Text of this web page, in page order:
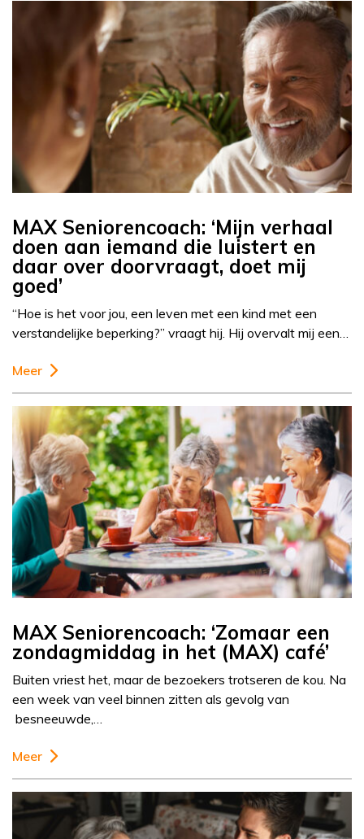
MAX Seniorencoach: ‘Mijn verhaal
doen aan iemand die luistert en
daar over doorvraagt, doet mij
goed’
“Hoe is het voor jou, een leven met een kind met een
verstandelijke beperking?” vraagt hij. Hij overvalt mij een…
Meer
MAX Seniorencoach: ‘Zomaar een
zondagmiddag in het (MAX) café’
Buiten vriest het, maar de bezoekers trotseren de kou. Na
een week van veel binnen zitten als gevolg van
besneeuwde,…
Meer